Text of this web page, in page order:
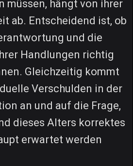
müssen, hängt von ihrer
ab. Entscheidend ist, ob
und die
Handlungen richtig
Gleichzeitig kommt
Verschulden in der
an und auf die Frage,
dieses Alters korrektes
erwartet werden